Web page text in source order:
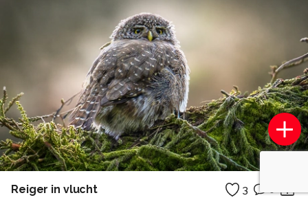
Reiger in vlucht 3 0